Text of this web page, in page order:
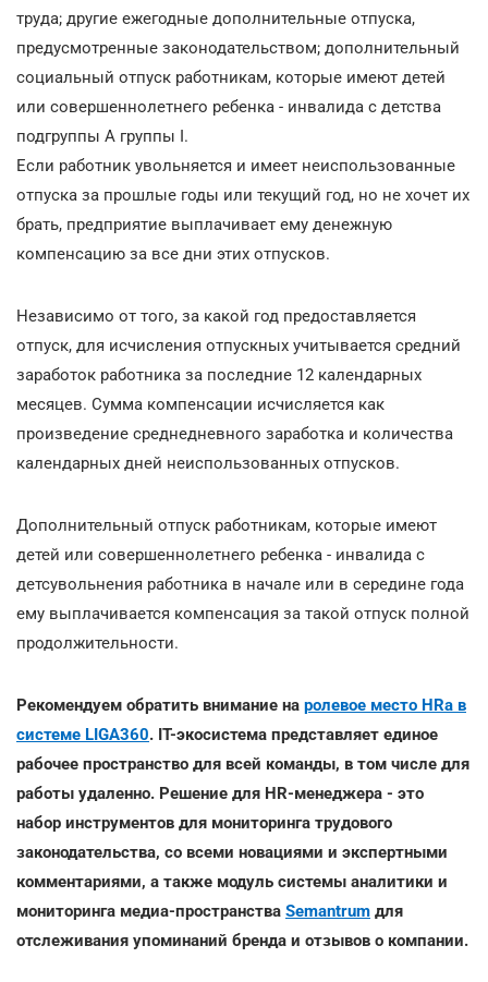
труда; другие ежегодные дополнительные отпуска,
предусмотренные законодательством; дополнительный
социальный отпуск работникам, которые имеют детей
или совершеннолетнего ребенка - инвалида с детства
подгруппы А группы I.
Если работник увольняется и имеет неиспользованные
отпуска за прошлые годы или текущий год, но не хочет их
брать, предприятие выплачивает ему денежную
компенсацию за все дни этих отпусков.
Независимо от того, за какой год предоставляется
отпуск, для исчисления отпускных учитывается средний
заработок работника за последние 12 календарных
месяцев. Сумма компенсации исчисляется как
произведение среднедневного заработка и количества
календарных дней неиспользованных отпусков.
Дополнительный отпуск работникам, которые имеют
детей или совершеннолетнего ребенка - инвалида с
детсувольнения работника в начале или в середине года
ему выплачивается компенсация за такой отпуск полной
продолжительности.
Рекомендуем обратить внимание на ролевое место HRа в
системе LIGA360. IT-экосистема представляет единое
рабочее пространство для всей команды, в том числе для
работы удаленно. Решение для HR-менеджера - это
набор инструментов для мониторинга трудового
законодательства, со всеми новациями и экспертными
комментариями, а также модуль системы аналитики и
мониторинга медиа-пространства Semantrum для
отслеживания упоминаний бренда и отзывов о компании.